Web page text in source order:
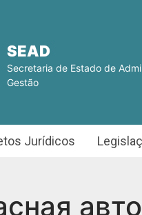
SEAD
Secretaria de Estado de
Gestão
Jurídicos